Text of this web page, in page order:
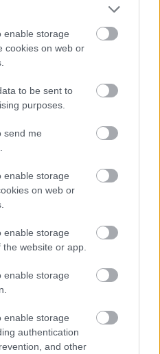
enable storage
cookies on web or
to be sent to
purposes.
send me
enable storage
on web or
enable storage
website or app.
enable storage
enable storage
authentication
and other
folytatja a Formula-E-ben